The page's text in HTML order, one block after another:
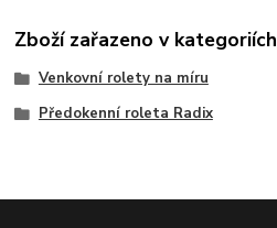
Zboží zařazeno v kategoriích
Venkovní rolety na míru
Předokenní roleta Radix